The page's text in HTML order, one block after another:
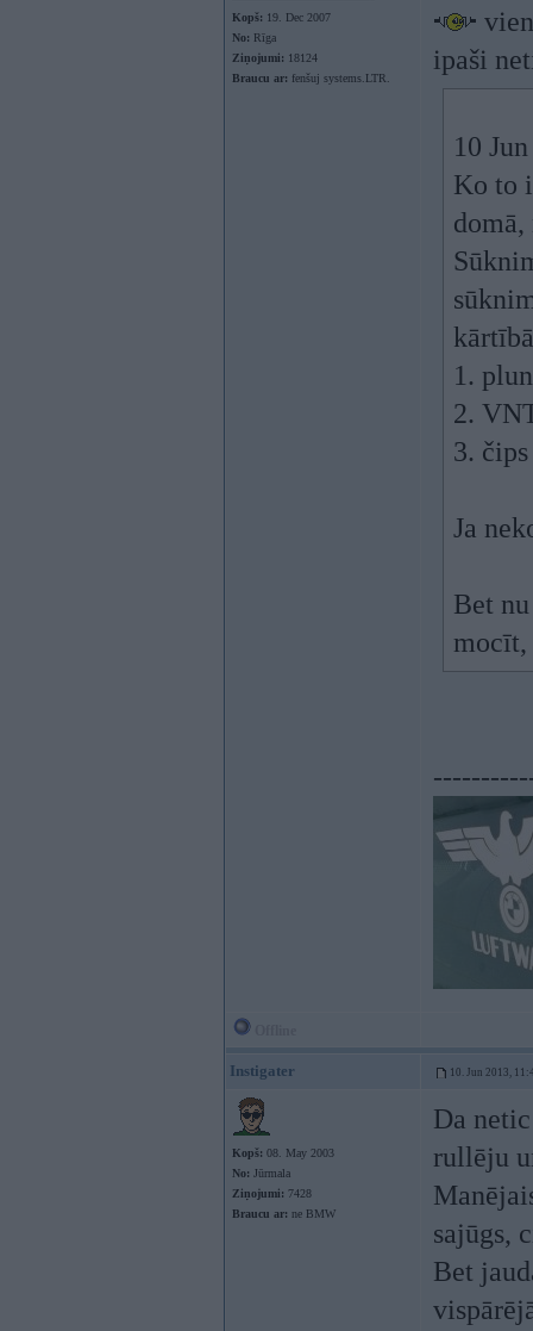
Kopš: 19. Dec 2007
No: Rīga
Ziņojumi: 18124
Braucu ar: fenšuj systems.LTR.
ipaši
10
Ko to
1.
2.
3. čips
Ja
Bet
mocīt,
Instigater 10. Jun 2013,
Kopš: 08. May 2003
No: Jūrmala
Ziņojumi: 7428
Braucu ar: ne BMW
Da
rullēju
sajūgs,
Bet